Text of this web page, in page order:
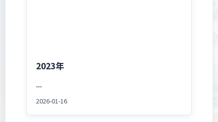
2023年
...
2026-01-16